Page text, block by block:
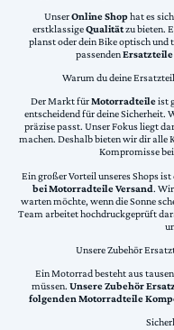
UnserOnline Shophat es
erstklassigeQualitätzu bieten.
planst oder dein Bike optisch
passenden
Warum du deine
Der Markt fürMotorradteileist
entscheidend für deine Sicherheit.
präzise passt. Unser Fokus liegt
machen. Deshalb bieten wir dir alle
Kompromisse
Ein großer Vorteil unseres Shops ist
bei Motorradteile Versand.
warten möchte, wenn die Sonne
Team arbeitet hochdruckgeprüft
Unsere Zubehör
Ein Motorrad besteht aus
müssen. Unsere Zubehör
folgenden Motorradteile